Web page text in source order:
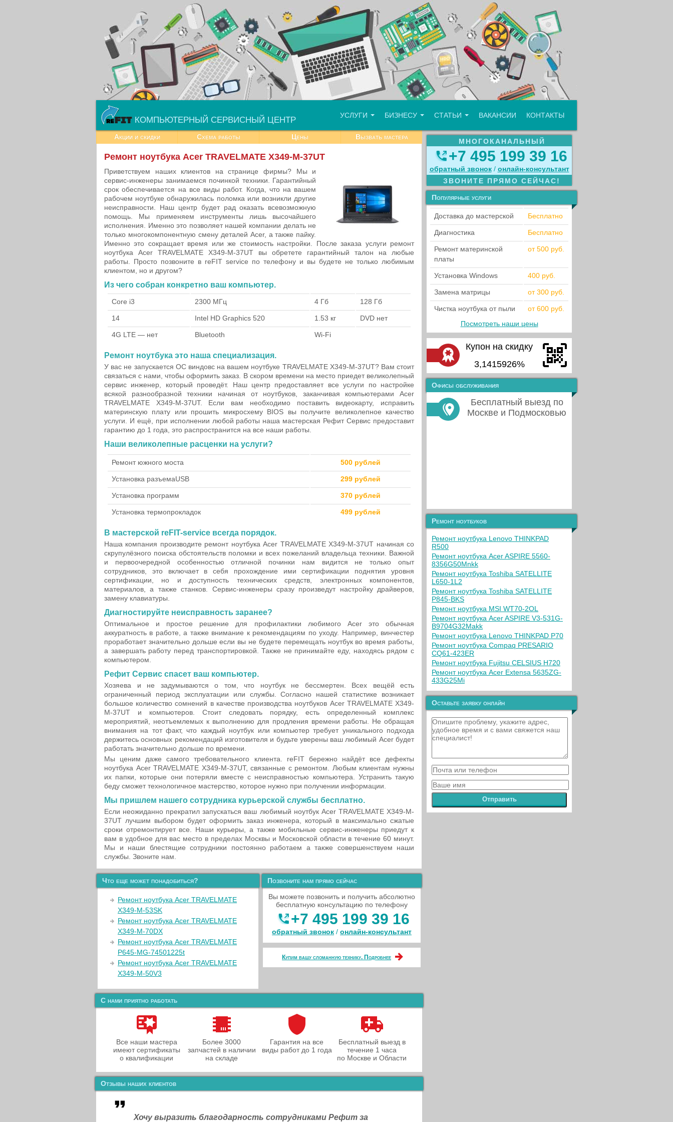
КОМПЬЮТЕРНЫЙ СЕРВИСНЫЙ ЦЕНТР УСЛУГИ БИЗНЕСУ СТАТЬИ ВАКАНСИИ КОНТАКТЫ
Акции и скидки Схема работы Цены Вызвать мастера
Ремонт ноутбука Acer TRAVELMATE X349-M-37UT
Приветствуем наших клиентов на странице фирмы? Мы и
сервис-инженеры занимаемся починкой техники. Гарантийный
срок обеспечивается на все виды работ. Когда, что на вашем
рабочем ноутбуке обнаружилась поломка или возникли другие
неисправности. Наш центр будет рад оказать всевозможную
помощь. Мы применяем инструменты лишь высочайшего
исполнения. Именно это позволяет нашей компании делать не
только многокомпонентную смену деталей Acer, а также пайку.
Именно это сокращает время или же стоимость настройки. После заказа услуги ремонт
ноутбука Acer TRAVELMATE X349-M-37UT вы обретете гарантийный талон на любые
работы. Просто позвоните в reFIT service по телефону и вы будете не только любимым
клиентом, но и другом?
Из чего собран конкретно ваш компьютер.
Core i3 2300 МГц 4 Гб 128 Гб
14 Intel HD Graphics 520 1.53 кг DVD нет
4G LTE — нет Bluetooth Wi-Fi
Ремонт ноутбука это наша специализация.
У вас не запускается ОС виндовс на вашем ноутбуке TRAVELMATE X349-M-37UT? Вам стоит
связаться с нами, чтобы оформить заказ. В скором времени на место приедет великолепный
сервис инженер, который проведёт. Наш центр предоставляет все услуги по настройке
всякой разнообразной техники начиная от ноутбуков, заканчивая компьютерами Acer
TRAVELMATE X349-M-37UT. Если вам необходимо поставить видеокарту, исправить
материнскую плату или прошить микросхему BIOS вы получите великолепное качество
услуги. И ещё, при исполнении любой работы наша мастерская Рефит Сервис предоставит
гарантию до 1 года, это распространится на все наши работы.
Наши великолепные расценки на услуги?
Ремонт южного моста 500 рублей
Установка разъемаUSB 299 рублей
Установка программ 370 рублей
Установка термопрокладок 499 рублей
В мастерской reFIT-service всегда порядок.
Наша компания производите ремонт ноутбука Acer TRAVELMATE X349-M-37UT начиная со
скрупулёзного поиска обстоятельств поломки и всех пожеланий владельца техники. Важной
и первоочередной особенностью отличной починки нам видится не только опыт
сотрудников, это включает в себя прохождение ими сертификации поднятия уровня
сертификации, но и доступность технических средств, электронных компонентов,
материалов, а также станков. Сервис-инженеры сразу произведут настройку драйверов,
замену клавиатуры.
Диагностируйте неисправность заранее?
Оптимальное и простое решение для профилактики любимого Acer это обычная
аккуратность в работе, а также внимание к рекомендациям по уходу. Например, винчестер
проработает значительно дольше если вы не будете перемещать ноутбук во время работы,
а завершать работу перед транспортировкой. Также не принимайте еду, находясь рядом с
компьютером.
Рефит Сервис спасет ваш компьютер.
Хозяева и не задумываются о том, что ноутбук не бессмертен. Всех вещёй есть
ограниченный период эксплуатации или службы. Согласно нашей статистике возникает
большое количество сомнений в качестве производства ноутбуков Acer TRAVELMATE X349-
M-37UT и компьютеров. Стоит следовать порядку, есть определенный комплекс
мероприятий, неотъемлемых к выполнению для продления времени работы. Не обращая
внимания на тот факт, что каждый ноутбук или компьютер требует уникального подхода
держитесь основных рекомендаций изготовителя и будьте уверены ваш любимый Acer будет
работать значительно дольше по времени.
Мы ценим даже самого требовательного клиента. reFIT бережно найдёт все дефекты
ноутбука Acer TRAVELMATE X349-M-37UT, связанные с ремонтом. Любым клиентам нужны
их папки, которые они потеряли вместе с неисправностью компьютера. Устранить такую
беду сможет технологичное мастерство, которое нужно при получении информации.
Мы пришлем нашего сотрудника курьерской службы бесплатно.
Если неожиданно прекратил запускаться ваш любимый ноутбук Acer TRAVELMATE X349-M-
37UT лучшим выбором будет оформить заказ инженера, который в максимально сжатые
сроки отремонтирует все. Наши курьеры, а также мобильные сервис-инженеры приедут к
вам в удобное для вас место в пределах Москвы и Московской области в течение 60 минут.
Мы и наши блестящие сотрудники постоянно работаем а также совершенствуем наши
службы. Звоните нам.
Что еще может понадобиться?
Ремонт ноутбука Acer TRAVELMATE
X349-M-53SK
Ремонт ноутбука Acer TRAVELMATE
X349-M-70DX
Ремонт ноутбука Acer TRAVELMATE
P645-MG-74501225t
Ремонт ноутбука Acer TRAVELMATE
X349-M-50V3
Позвоните нам прямо сейчас
Вы можете позвонить и получить абсолютно
бесплатную консультацию по телефону
+7 495 199 39 16
обратный звонок / онлайн‑консультант
Купим вашу сломанную технику. Подробнее
С нами приятно работать
Все наши мастера
имеют сертификаты
о квалификации
Более 3000
запчастей в наличии
на складе
Гарантия на все
виды работ до 1 года
Бесплатный выезд в
течение 1 часа
по Москве и Области
Отзывы наших клиентов
Хочу выразить благодарность сотрудниками Рефит за
МНОГОКАНАЛЬНЫЙ
+7 495 199 39 16
обратный звонок / онлайн‑консультант
ЗВОНИТЕ ПРЯМО СЕЙЧАС!
Популярные услуги
Доставка до мастерской Бесплатно
Диагностика Бесплатно
Ремонт материнской
платы
от 500 руб.
Установка Windows 400 руб.
Замена матрицы от 300 руб.
Чистка ноутбука от пыли
от 600 руб.
Посмотреть наши цены
Купон на скидку
3,1415926%
Офисы обслуживания
Бесплатный выезд по
Москве и Подмосковью
Ремонт ноутбуков
Ремонт ноутбука Lenovo THINKPAD
R500
Ремонт ноутбука Acer ASPIRE 5560-
8356G50Mnkk
Ремонт ноутбука Toshiba SATELLITE
L650-1L2
Ремонт ноутбука Toshiba SATELLITE
P845-BKS
Ремонт ноутбука MSI WT70-2OL
Ремонт ноутбука Acer ASPIRE V3-531G-
B9704G32Makk
Ремонт ноутбука Lenovo THINKPAD P70
Ремонт ноутбука Compaq PRESARIO
CQ61-423ER
Ремонт ноутбука Fujitsu CELSIUS H720
Ремонт ноутбука Acer Extensa 5635ZG-
433G25Mi
Оставьте заявку онлайн
Отправить